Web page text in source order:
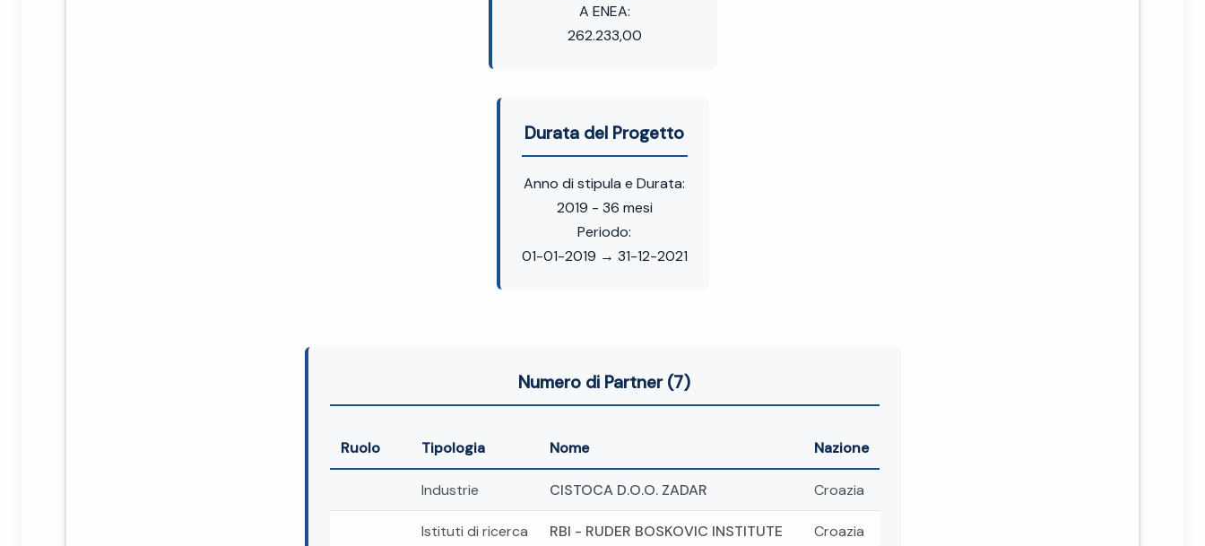
A ENEA:
262.233,00
Durata del Progetto
Anno di stipula e Durata:
2019 - 36 mesi
Periodo:
01-01-2019 → 31-12-2021
Numero di Partner (7)
Ruolo Tipologia Nome Nazione
Industrie CISTOCA D.O.O. ZADAR Croazia
Istituti di ricerca RBI - RUDER BOSKOVIC INSTITUTE Croazia